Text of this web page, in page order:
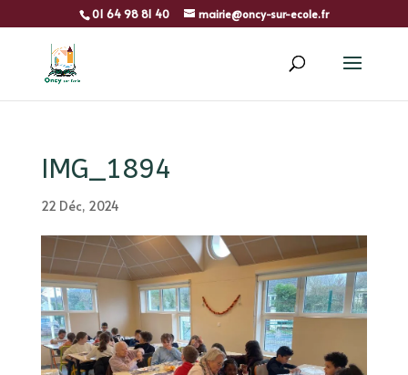
01 64 98 81 40 mairie@oncy-sur-ecole.fr
IMG_1894
22 Déc, 2024